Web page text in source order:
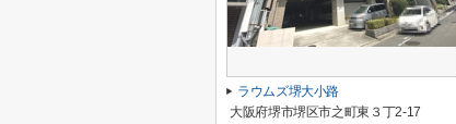
ラウムズ堺大小路
大阪府堺市堺区市之町東３丁2-17